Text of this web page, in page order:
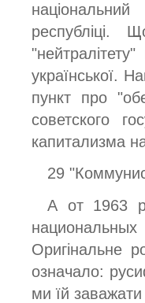
республіці.
української.
пункт про
советского
капитализма
29
А от 1963
Оригінальне
означало:
ми їй